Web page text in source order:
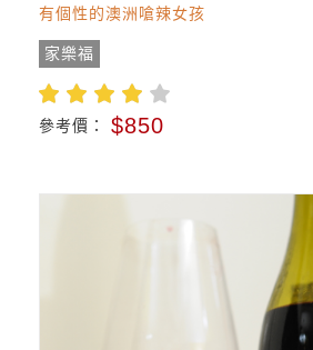
有個性的澳洲嗆辣女孩
家樂福
參考價： $850